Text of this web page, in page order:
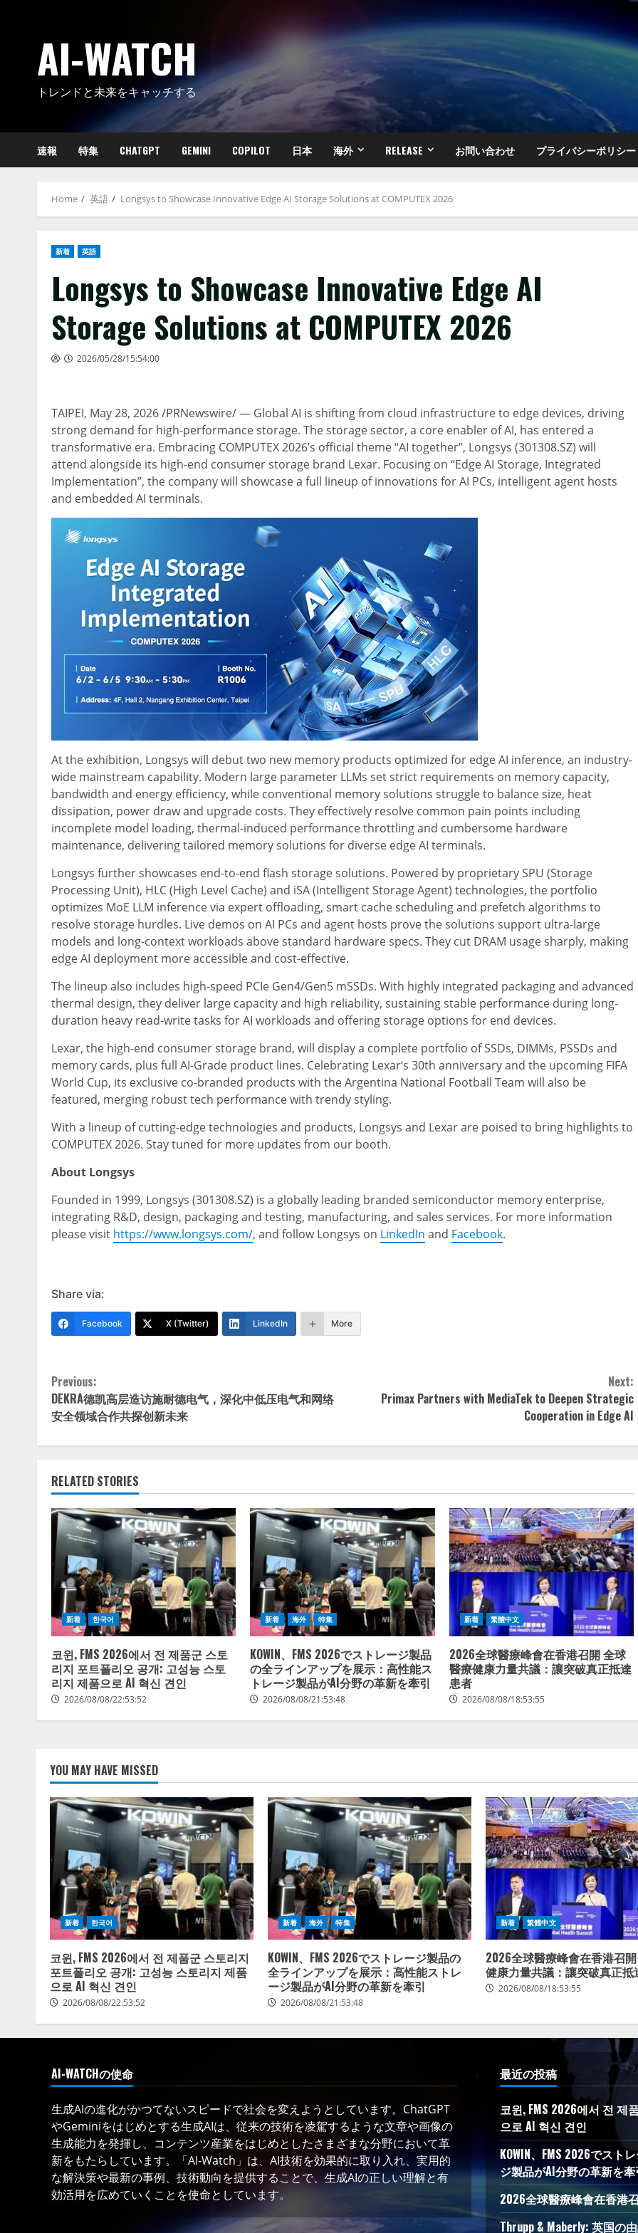
AI-WATCH
トレンドと未来をキャッチする
速報 特集 CHATGPT GEMINI COPILOT 日本 海外 RELEASE お問い合わせ プライバシーポリシー
Home 英語 Longsys to Showcase Innovative Edge AI Storage Solutions at COMPUTEX 2026
新着 英語
Longsys to Showcase Innovative Edge AI
Storage Solutions at COMPUTEX 2026
2026/05/28/15:54:00
TAIPEI, May 28, 2026/PRNewswire/ — Global AI is shifting from cloud infrastructure to edge devices, driving
strong demand for high-performance storage. The storage sector, a core enabler of AI, has entered a
transformative era. Embracing COMPUTEX 2026’s official theme “AI together”, Longsys (301308.SZ) will
attend alongside its high-end consumer storage brand Lexar. Focusing on “Edge AI Storage, Integrated
Implementation”, the company will showcase a full lineup of innovations for AI PCs, intelligent agent hosts
and embedded AI terminals.
At the exhibition, Longsys will debut two new memory products optimized for edge AI inference, an industry-
wide mainstream capability. Modern large parameter LLMs set strict requirements on memory capacity,
bandwidth and energy efficiency, while conventional memory solutions struggle to balance size, heat
dissipation, power draw and upgrade costs. They effectively resolve common pain points including
incomplete model loading, thermal-induced performance throttling and cumbersome hardware
maintenance, delivering tailored memory solutions for diverse edge AI terminals.
Longsys further showcases end-to-end flash storage solutions. Powered by proprietary SPU (Storage
Processing Unit), HLC (High Level Cache) and iSA (Intelligent Storage Agent) technologies, the portfolio
optimizes MoE LLM inference via expert offloading, smart cache scheduling and prefetch algorithms to
resolve storage hurdles. Live demos on AI PCs and agent hosts prove the solutions support ultra-large
models and long-context workloads above standard hardware specs. They cut DRAM usage sharply, making
edge AI deployment more accessible and cost-effective.
The lineup also includes high-speed PCIe Gen4/Gen5 mSSDs. With highly integrated packaging and advanced
thermal design, they deliver large capacity and high reliability, sustaining stable performance during long-
duration heavy read-write tasks for AI workloads and offering storage options for end devices.
Lexar, the high-end consumer storage brand, will display a complete portfolio of SSDs, DIMMs, PSSDs and
memory cards, plus full AI-Grade product lines. Celebrating Lexar‘s 30th anniversary and the upcoming FIFA
World Cup, its exclusive co-branded products with theArgentina National Football Team will also be
featured, merging robust tech performance with trendy styling.
With a lineup of cutting-edge technologies and products, Longsys and Lexar are poised to bring highlights to
COMPUTEX 2026. Stay tuned for more updates from our booth.
About Longsys
Founded in 1999, Longsys (301308.SZ) is a globally leading branded semiconductor memory enterprise,
integrating R&D, design, packaging and testing, manufacturing, and sales services. For more information
please visit https://www.longsys.com/, and follow Longsys on LinkedIn and Facebook.
Share via:
Facebook X (Twitter) LinkedIn More
Continue
Reading
Previous:
DEKRA德凯高层造访施耐德电气，深化中低压电气和网络
安全领域合作共探创新未来
Next:
Primax Partners with MediaTek to Deepen Strategic
Cooperation in Edge AI
RELATED STORIES
新着 한국어
코윈, FMS 2026에서 전 제품군 스토
리지 포트폴리오 공개: 고성능 스토
리지 제품으로 AI 혁신 견인
2026/08/08/22:53:52
新着 海外 特集
KOWIN、FMS 2026でストレージ製品
の全ラインアップを展示：高性能ス
トレージ製品がAI分野の革新を牽引
2026/08/08/21:53:48
新着 繁體中文
2026全球醫療峰會在香港召開 全球
醫療健康力量共議：讓突破真正抵達
患者
2026/08/08/18:53:55
YOU MAY HAVE MISSED
新着 한국어
코윈, FMS 2026에서 전 제품군 스토리지
포트폴리오 공개: 고성능 스토리지 제품
으로 AI 혁신 견인
2026/08/08/22:53:52
新着 海外 特集
KOWIN、FMS 2026でストレージ製品の
全ラインアップを展示：高性能ストレ
ージ製品がAI分野の革新を牽引
2026/08/08/21:53:48
新着 繁體中文
2026全球醫療峰會在香港召
健康力量共議：讓突破真正抵
2026/08/08/18:53:55
AI-WATCHの使命
生成AIの進化がかつてないスピードで社会を変えようとしています。ChatGPT
やGeminiをはじめとする生成AIは、従来の技術を凌駕するような文章や画像の
生成能力を発揮し、コンテンツ産業をはじめとしたさまざまな分野において革
新をもたらしています。「AI-Watch」は、AI技術を効果的に取り入れ、実用的
な解決策や最新の事例、技術動向を提供することで、生成AIの正しい理解と有
効活用を広めていくことを使命としています。
最近の投稿
코윈, FMS 2026에서 전 제
으로 AI 혁신 견인
KOWIN、FMS 2026でス
ジ製品がAI分野の革新を牽
2026全球醫療峰會在香港
Thrupp & Maberly: 英国の